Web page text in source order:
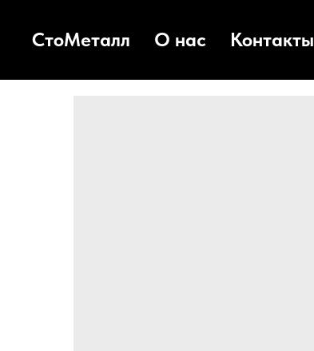
СтоМеталл О нас Контакты